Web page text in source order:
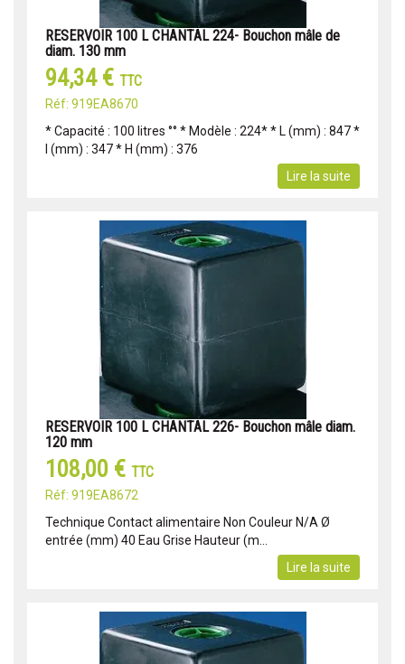
RESERVOIR 100 L CHANTAL 224- Bouchon mâle de
diam. 130 mm
94,34 € TTC
Réf: 919EA8670
* Capacité : 100 litres °° * Modèle : 224* * L (mm) : 847 *
l (mm) : 347 * H (mm) : 376
Lire la suite
RESERVOIR 100 L CHANTAL 226- Bouchon mâle diam.
120 mm
108,00 € TTC
Réf: 919EA8672
Technique Contact alimentaire Non Couleur N/A Ø
entrée (mm) 40 Eau Grise Hauteur (m...
Lire la suite